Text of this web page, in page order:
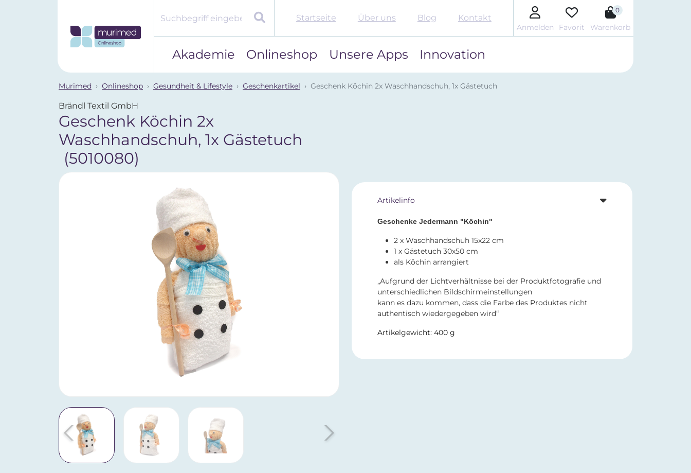
Startseite Über uns Blog Kontakt
Anmelden Favorit
0
Warenkorb
Akademie Onlineshop Unsere Apps Innovation
Murimed Onlineshop Gesundheit & Lifestyle Geschenkartikel Geschenk Köchin 2x Waschhandschuh, 1x Gästetuch
Brändl Textil GmbH
Geschenk Köchin 2x
Waschhandschuh, 1x Gästetuch
(5010080)
Artikelinfo
Geschenke Jedermann "Köchin"
2 x Waschhandschuh 15x22 cm
1 x Gästetuch 30x50 cm
als Köchin arrangiert
„Aufgrund der Lichtverhältnisse bei der Produktfotografie und
unterschiedlichen Bildschirmeinstellungen
kann es dazu kommen, dass die Farbe des Produktes nicht
authentisch wiedergegeben wird“
Artikelgewicht: 400 g